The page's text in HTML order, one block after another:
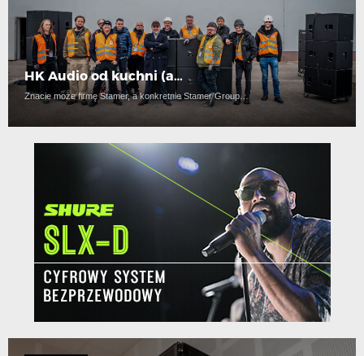
HK Audio od kuchni (a…
Znacie może firmę Stamer, a konkretnie Stamer Group…